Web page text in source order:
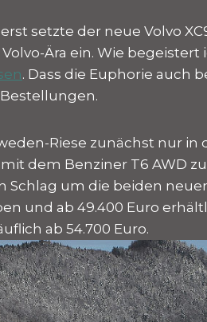
setzte der neue Volvo
Ära ein. Wie begeistert
. Dass die Euphorie auch
Riese zunächst nur in
dem Benziner T6 AWD
Schlag um die beiden
und ab 49.400 Euro
ab 54.700 Euro.